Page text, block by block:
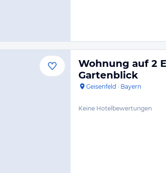
Wohnung auf 2
Gartenblick
Geisenfeld · Bayern
Keine Hotelbewertungen